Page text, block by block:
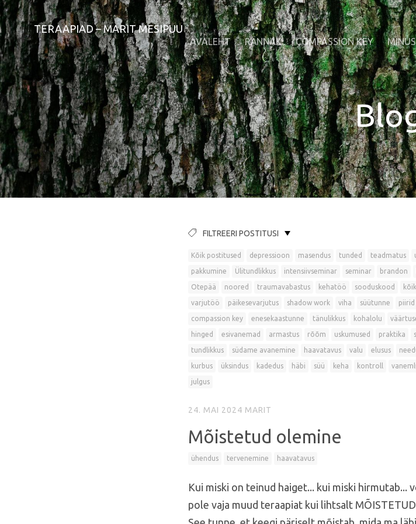
TERAAPIAD – MARIT MESIPUU
AVALEHT RÄNNAK COMPASSION KEY
FILTREERI POSTITUSI
Kõik postitused depressioon masendus tunded teadmatus
pakkumine Ülitundlikkus intensiivseminar seminar brandon
Otepää noored traumavabastus kehatöö sooduskood
varjutöö päikesevarjutus shadow work viha süütunne piirid
compassion key enesekaastunne tänulikkus kohalolu
hinged esivanemad armastus rõõm uskumused praktika
tundlikkus südame avanemine haavatavus valu elusus
kurbus üksindus kadedus häbi süü keha kontroll
julgus
24. MAI 2024 MARIT
Mõistetud olemine
ühendus tervenemine haavatavus
Kui miski on teinud haiget... kui miski hirmutab...
pole vaja muud teraapiat kui lihtsalt